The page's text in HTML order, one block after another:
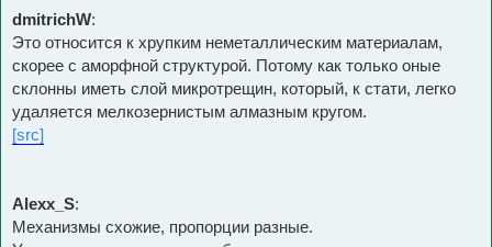
dmitrichW:
Это относится к хрупким неметаллическим материалам,
скорее с аморфной структурой. Потому как только оные
склонны иметь слой микротрещин, который, к стати, легко
удаляется мелкозернистым алмазным кругом.
[src]
Alexx_S:
Механизмы схожие, пропорции разные.